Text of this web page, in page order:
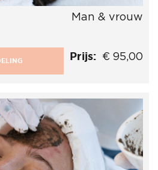
Man & vrouw
Prijs: € 95,00